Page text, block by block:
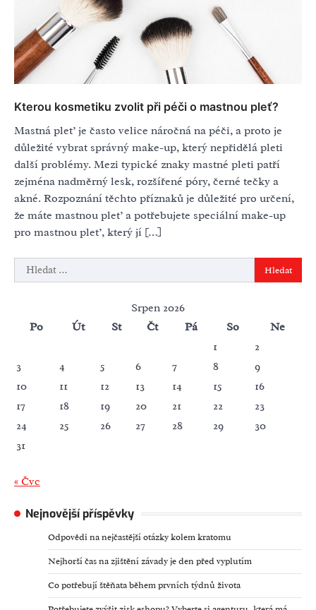
Kterou kosmetiku zvolit při péči o mastnou pleť?
Mastná pleť je často velice náročná na péči, a proto je
důležité vybrat správný make-up, který nepřidělá pleti
další problémy. Mezi typické znaky mastné pleti patří
zejména nadměrný lesk, rozšířené póry, černé tečky a
akné. Rozpoznání těchto příznaků je důležité pro určení,
že máte mastnou pleť a potřebujete speciální make-up
pro mastnou pleť, který jí […]
Vyhledávání
Srpen 2026
Po
Út St Čt Pá So
Ne
1
2
3
4 5 6 7 8
9
10
11 12 13 14 15
16
17
18 19 20 21 22
23
24
25 26 27 28 29
30
31
« Čvc
Nejnovější příspěvky
Odpovědi na nejčastější otázky kolem kratomu
Nejhorší čas na zjištění závady je den před vyplutím
Co potřebují štěňata během prvních týdnů života